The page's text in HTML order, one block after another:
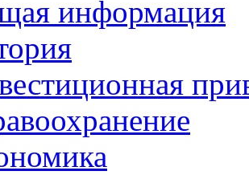
информация